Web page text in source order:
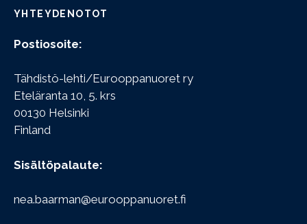
YHTEYDENOTOT
Postiosoite:
Tähdistö-lehti/Eurooppanuoret ry
Eteläranta 10, 5. krs
00130 Helsinki
Finland
Sisältöpalaute:
nea.baarman@eurooppanuoret.fi